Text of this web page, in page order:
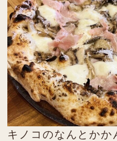
キノコのなんとかか